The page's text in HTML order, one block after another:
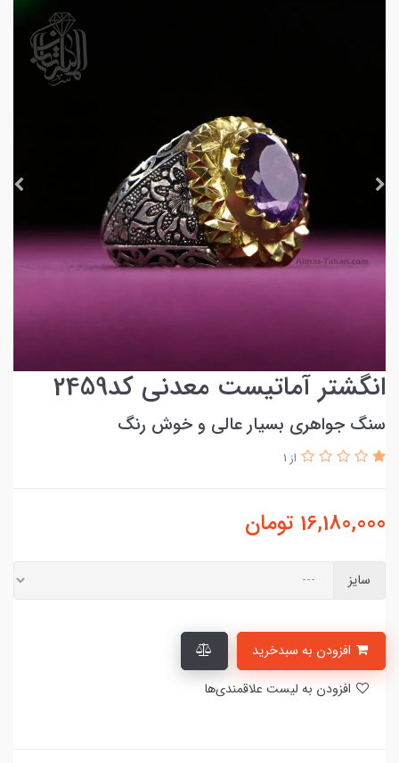
انگشتر آماتیست معدنی کد2459
سنگ جواهری بسیار عالی و خوش رنگ
از 1
16,180,000 تومان
سایز